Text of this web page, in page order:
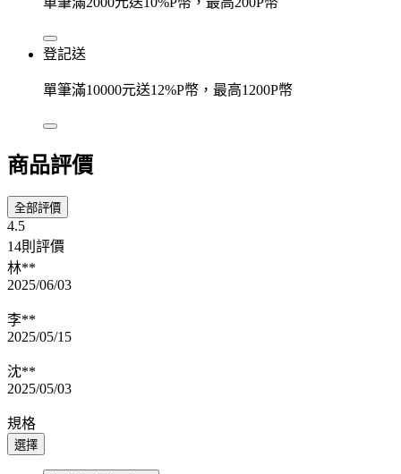
登記送
單筆滿10000元送12%P幣，最高1200P幣
商品評價
全部評價
4.5
14則評價
林**
2025/06/03
李**
2025/05/15
沈**
2025/05/03
規格
選擇